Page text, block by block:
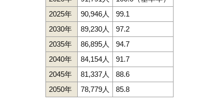
2025年
90,946人
99.1
2030年
89,230人
97.2
2035年
86,895人
94.7
2040年
84,154人
91.7
2045年
81,337人
88.6
2050年
78,779人 85.8